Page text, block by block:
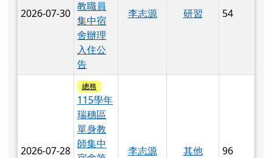
2026-07-28
總務
115學年
瑞穗區
單身教
師集中
宿舍第
一次新
住戶申
請結果
公告
於彈跳視窗觀看：5-2第一次新住申
李志源 其他 96